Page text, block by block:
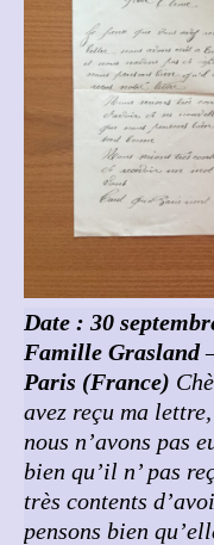
Date : 30
Famille Grasland
Paris (France)
avez reçu ma
nous n’avons pas
bien qu’il n’ pas
très contents
pensons bien